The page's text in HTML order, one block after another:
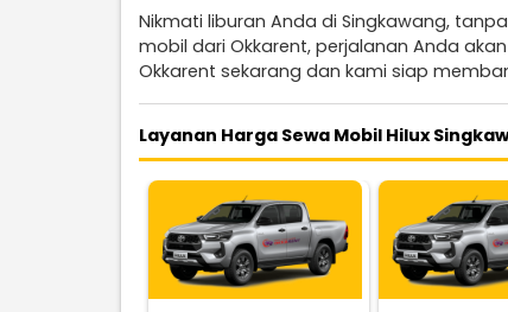
Nikmati liburan Anda di Singkawang,
mobil dari Okkarent, perjalanan Anda
Okkarent sekarang dan kami siap
Layanan Harga Sewa Mobil Hilux